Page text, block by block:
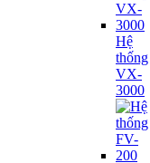
Hệ
thống
VX-
3000